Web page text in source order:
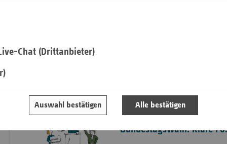
Chat (Drittanbieter)
Auswahl bestätigen Alle bestätigen
Titelthema
Bundestagswahl: Klare